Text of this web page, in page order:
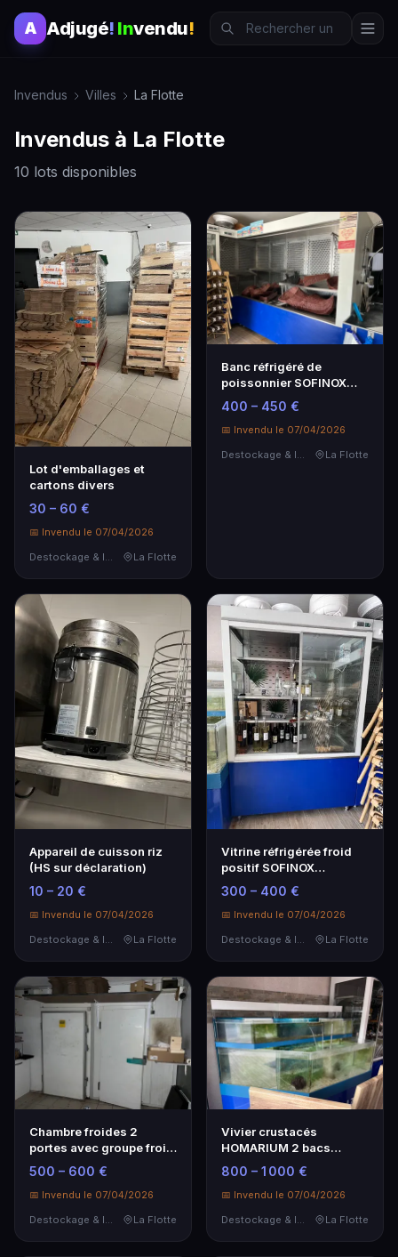
A Adjugé! Invendu!
Invendus Villes La Flotte
Invendus à La Flotte
10 lots disponibles
Lot d'emballages et
cartons divers
30 – 60 €
📅 Invendu le 07/04/2026
Destockage & Invendus
La Flotte
Banc réfrigéré de
poissonnier SOFINOX
(mobilier sur mesure)
400 – 450 €
📅 Invendu le 07/04/2026
La Flotte
Appareil de cuisson riz
(HS sur déclaration)
10 – 20 €
📅 Invendu le 07/04/2026
Destockage & Invendus
La Flotte
Vitrine réfrigérée froid
positif SOFINOX
(mobilier sur mesur…
300 – 400 €
📅 Invendu le 07/04/2026
Destockage & Invendus
La Flotte
Chambre froides 2
portes avec groupe froid
et évaporateur
500 – 600 €
📅 Invendu le 07/04/2026
La Flotte
Vivier crustacés
HOMARIUM 2 bacs
réalisé sur mesure
800 – 1 000 €
📅 Invendu le 07/04/2026
La Flotte